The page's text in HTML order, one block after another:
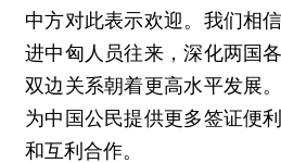
中方对此表示欢迎。我们相
进中匈人员往来，深化两国
双边关系朝着更高水平发展
为中国公民提供更多签证便
和互利合作。